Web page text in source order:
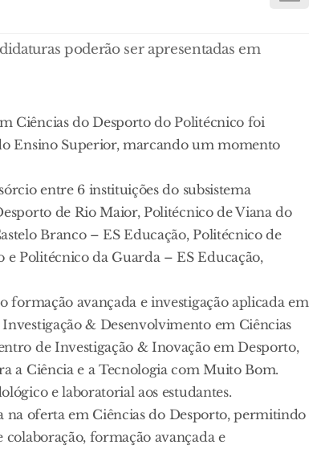
poderão ser apresentadas em
Ciências do Desporto do Politécnico foi
Ensino Superior, marcando um momento
entre 6 instituições do subsistema
de Rio Maior, Politécnico de Viana do
Branco – ES Educação, Politécnico de
Politécnico da Guarda – ES Educação,
formação avançada e investigação aplicada em
& Desenvolvimento em Ciências
de Investigação & Inovação em Desporto,
a Ciência e a Tecnologia com Muito Bom.
e laboratorial aos estudantes.
oferta em Ciências do Desporto, permitindo
formação avançada e